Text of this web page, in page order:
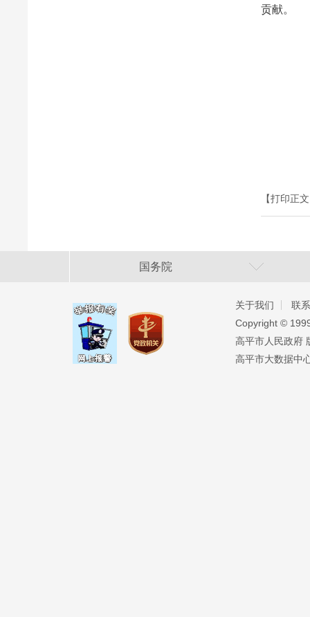
贡献。
【打印正
国务院
关于我们
联
Copyright ©️
高平市人民政府
高平市大数据